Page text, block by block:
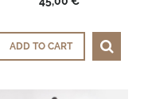
ADD TO CART